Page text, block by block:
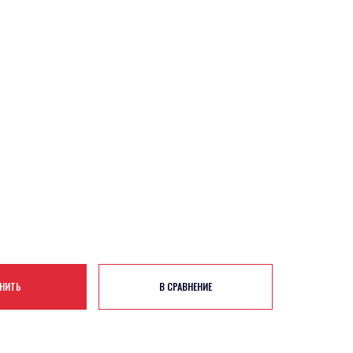
В СРАВНЕНИЕ